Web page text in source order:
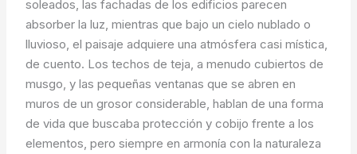
soleados, las fachadas de los edificios parecen
absorber la luz, mientras que bajo un cielo nublado o
lluvioso, el paisaje adquiere una atmósfera casi mística,
de cuento. Los techos de teja, a menudo cubiertos de
musgo, y las pequeñas ventanas que se abren en
muros de un grosor considerable, hablan de una forma
de vida que buscaba protección y cobijo frente a los
elementos, pero siempre en armonía con la naturaleza